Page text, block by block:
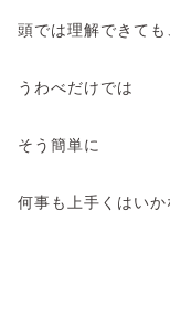
頭では理解できても
うわべだけでは
そう簡単に
何事も上手くはいか